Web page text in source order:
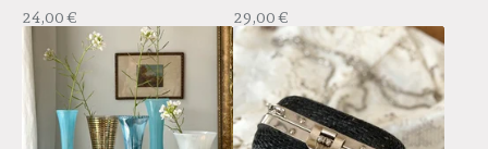
24,00€ 29,00€